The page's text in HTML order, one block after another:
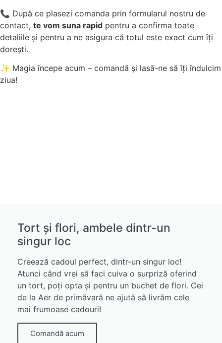
📞 După ce plasezi comanda prin formularul nostru de
contact, te vom suna rapid pentru a confirma toate
detaliile și pentru a ne asigura că totul este exact cum îți
dorești.
✨ Magia începe acum – comandă și lasă-ne să îți îndulcim
ziua!
Tort și flori, ambele dintr-un
singur loc
Creează cadoul perfect, dintr-un singur loc!
Atunci când vrei să faci cuiva o surpriză oferind
un tort, poți opta și pentru un buchet de flori. Cei
de la Aer de primăvară ne ajută să livrăm cele
mai frumoase cadouri!
Comandă acum